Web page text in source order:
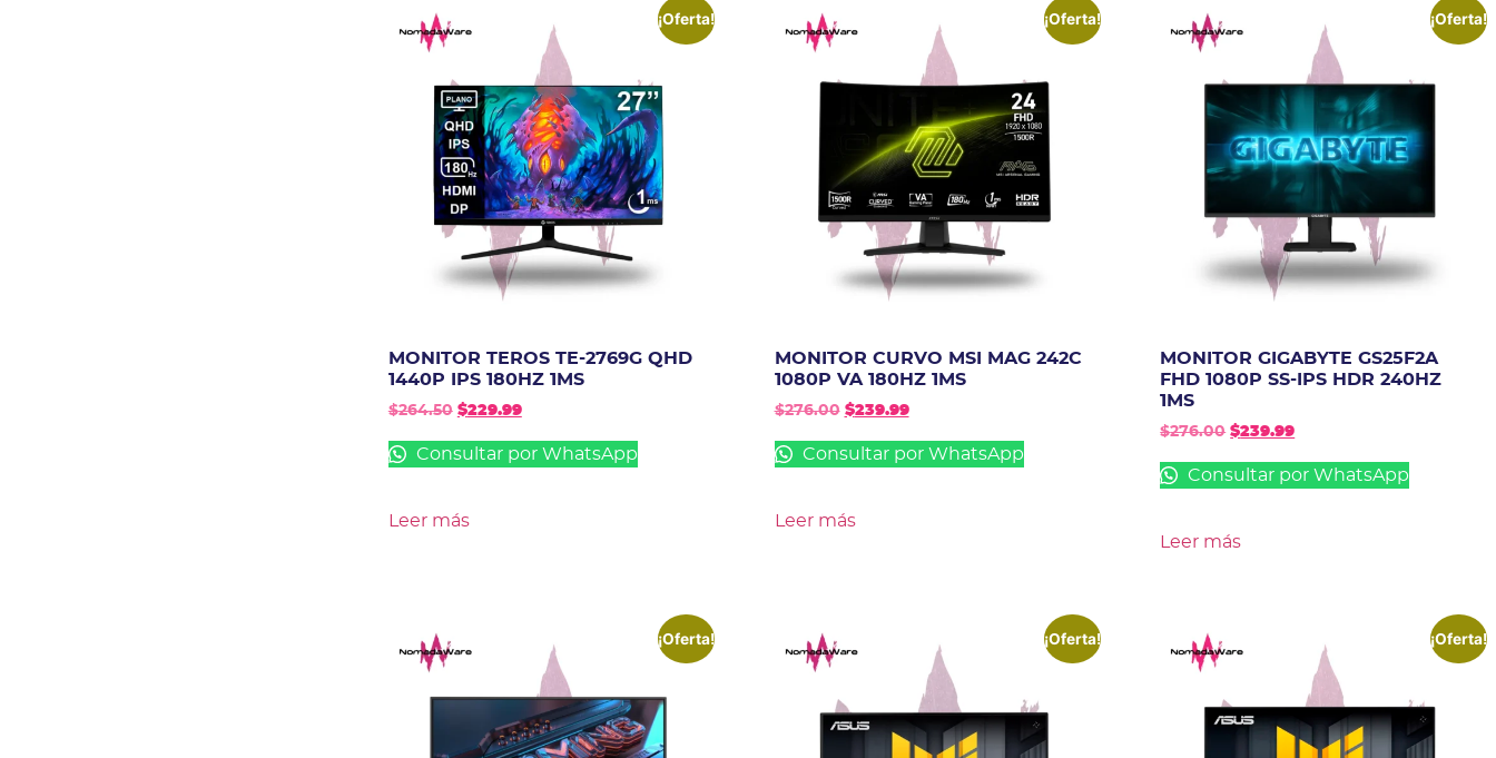
¡Oferta!
MONITOR TEROS TE-2769G QHD
1440P IPS 180HZ 1MS
$264.50 $229.99
Consultar por WhatsApp
Leer más
¡Oferta!
MONITOR CURVO MSI MAG 242C
1080P VA 180HZ 1MS
$276.00 $239.99
Consultar por WhatsApp
Leer más
¡Oferta!
MONITOR GIGABYTE GS25F2A
FHD 1080P SS-IPS HDR 240HZ
1MS
$276.00 $239.99
Consultar por WhatsApp
Leer más
¡Oferta! ¡Oferta! ¡Oferta!